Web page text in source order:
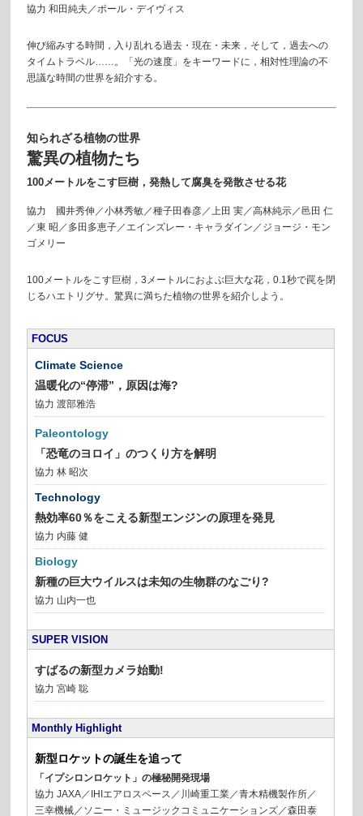
協力 和田純夫／ポール・デイヴィス
伸び縮みする時間，入り乱れる過去・現在・未来，そして，過去への
タイムトラベル……。「光の速度」をキーワードに，相対性理論の不
思議な時間の世界を紹介する。
知られざる植物の世界
驚異の植物たち
100メートルをこす巨樹， 発熱して腐臭を発散させる花
協力 國井秀伸／小林秀敏／種子田春彦／上田 実／高林純示／邑田 仁
／東 昭／多田多恵子／エインズレー・キャラダイン／ジョージ・モン
ゴメリー
100メートルをこす巨樹，3メートルにおよぶ巨大な花，0.1秒で罠を閉
じるハエトリグサ。驚異に満ちた植物の世界を紹介しよう。
FOCUS
Climate Science
温暖化の“停滞”，原因は海?
協力 渡部雅浩
Paleontology
「恐竜のヨロイ」のつくり方を解明
協力 林 昭次
Technology
熱効率60％をこえる新型エンジンの原理を発見
協力 内藤 健
Biology
新種の巨大ウイルスは未知の生物群のなごり?
協力 山内一也
SUPER VISION
すばるの新型カメラ始動!
協力 宮崎 聡
Monthly Highlight
新型ロケットの誕生を追って
「イプシロンロケット」の極秘開発現場
協力 JAXA／IHIエアロスペース／川崎重工業／青木精機製作所／
三幸機械／ソニー・ミュージックコミュニケーションズ／森田泰